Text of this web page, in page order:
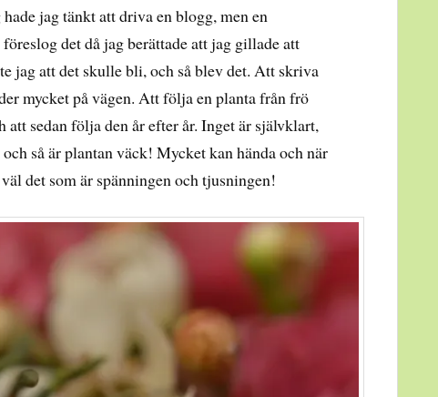
jag tänkt att driva en blogg, men en
det då jag berättade att jag gillade att
jag att det skulle bli, och så blev det. Att skriva
mycket på vägen. Att följa en planta från frö
sedan följa den år efter år. Inget är självklart,
så är plantan väck! Mycket kan hända och när
det som är spänningen och tjusningen!